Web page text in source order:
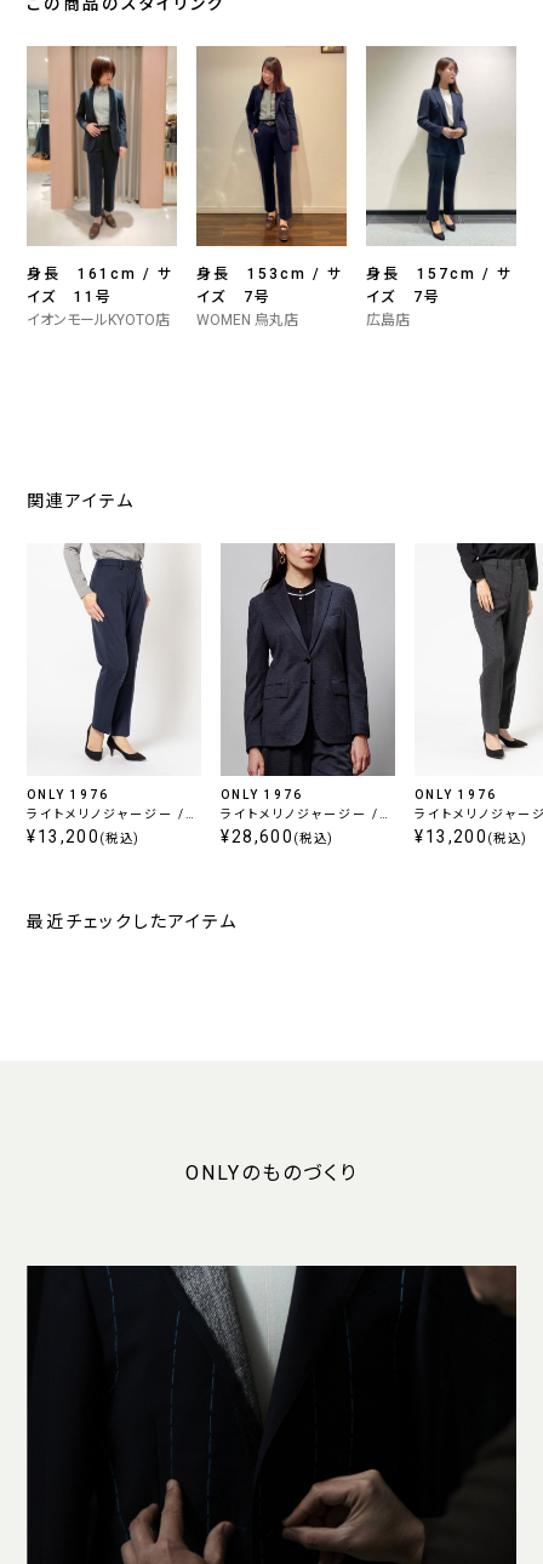
この商品のスタイリング
身長 161cm / サ
イズ 11号
イオンモールKYOTO店
身長 153cm / サ
イズ 7号
WOMEN 烏丸店
身長 157cm / サ
イズ 7号
広島店
関連アイテム
ONLY 1976
ライトメリノジャージー /
クロップドパンツ ネイビー
¥13,200 (税込)
ONLY 1976
ライトメリノジャージー /
ジャケット グレー
¥28,600 (税込)
ONLY 1976
ライトメリノジャー
クロップドパンツ グ
¥13,200 (税込)
最近チェックしたアイテム
ONLYのものづくり